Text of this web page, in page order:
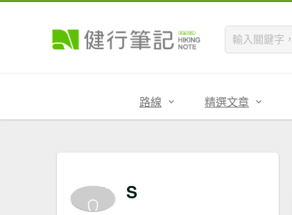
路線 精選文章
S